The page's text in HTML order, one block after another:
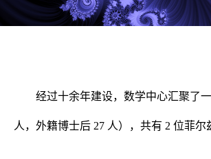
经过十余年建设，数学中心汇聚了
人，外籍博士后 27 人），共有 2 位菲